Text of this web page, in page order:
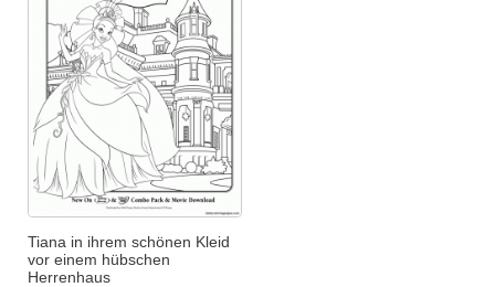
Tiana in ihrem schönen Kleid
vor einem hübschen
Herrenhaus